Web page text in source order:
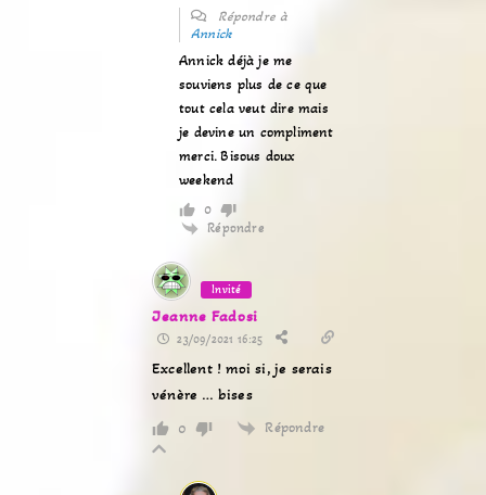
Répondre à
Annick
Annick déjà je me
souviens plus de ce que
tout cela veut dire mais
je devine un compliment
merci. Bisous doux
weekend
0
Répondre
Invité
Jeanne Fadosi
23/09/2021 16:25
Excellent ! moi si, je serais
vénère … bises
0 Répondre